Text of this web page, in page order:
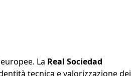
La Real Sociedad
tecnica e valorizzazione dei